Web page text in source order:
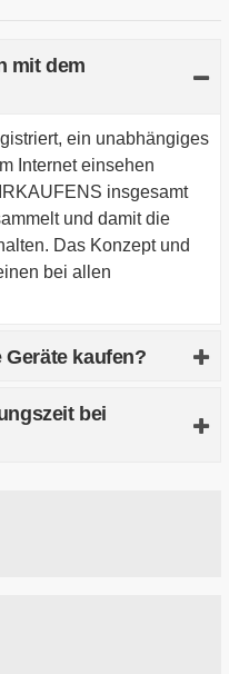
mit dem
ein unabhängiges
Internet einsehen
insgesamt
und damit die
Das Konzept und
bei allen
kaufen?
ein gebrauchtes Gerät
bei
deiner Artikel
von sieben bis
steht es auf der
wurde.